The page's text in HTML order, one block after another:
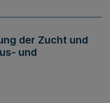
der Zucht und
und